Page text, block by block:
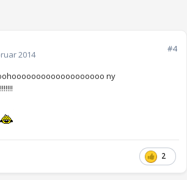
2014
#4
ny
2